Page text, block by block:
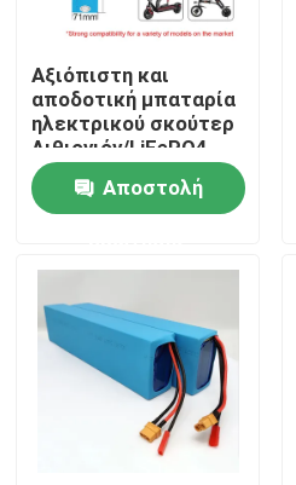
Σπίτι
Προϊόντα
Αξιόπιστη και
αποδοτική μπαταρία
ηλεκτρικού σκούτερ
Λιθιογιόν/LiFePO4
Αποστολή